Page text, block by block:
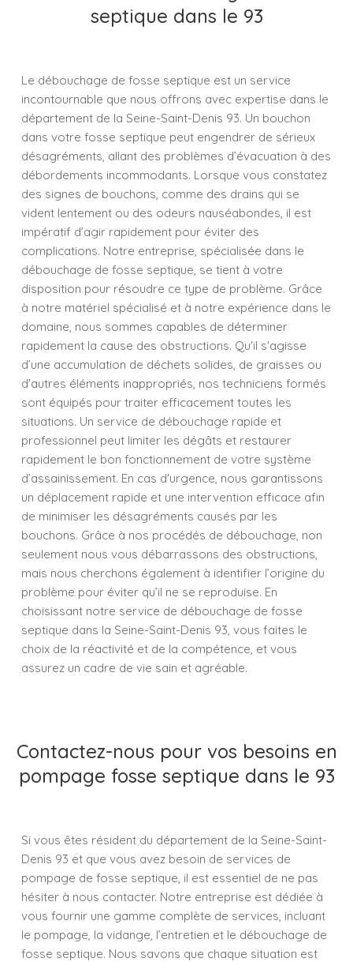
septique dans le 93
Le débouchage de fosse septique est un service
incontournable que nous offrons avec expertise dans le
département de la Seine-Saint-Denis 93. Un bouchon
dans votre fosse septique peut engendrer de sérieux
désagréments, allant des problèmes d’évacuation à des
débordements incommodants. Lorsque vous constatez
des signes de bouchons, comme des drains qui se
vident lentement ou des odeurs nauséabondes, il est
impératif d’agir rapidement pour éviter des
complications. Notre entreprise, spécialisée dans le
débouchage de fosse septique, se tient à votre
disposition pour résoudre ce type de problème. Grâce
à notre matériel spécialisé et à notre expérience dans le
domaine, nous sommes capables de déterminer
rapidement la cause des obstructions. Qu'il s'agisse
d’une accumulation de déchets solides, de graisses ou
d'autres éléments inappropriés, nos techniciens formés
sont équipés pour traiter efficacement toutes les
situations. Un service de débouchage rapide et
professionnel peut limiter les dégâts et restaurer
rapidement le bon fonctionnement de votre système
d’assainissement. En cas d'urgence, nous garantissons
un déplacement rapide et une intervention efficace afin
de minimiser les désagréments causés par les
bouchons. Grâce à nos procédés de débouchage, non
seulement nous vous débarrassons des obstructions,
mais nous cherchons également à identifier l’origine du
problème pour éviter qu’il ne se reproduise. En
choisissant notre service de débouchage de fosse
septique dans la Seine-Saint-Denis 93, vous faites le
choix de la réactivité et de la compétence, et vous
assurez un cadre de vie sain et agréable.
Contactez-nous pour vos besoins en
pompage fosse septique dans le 93
Si vous êtes résident du département de la Seine-Saint-
Denis 93 et que vous avez besoin de services de
pompage de fosse septique, il est essentiel de ne pas
hésiter à nous contacter. Notre entreprise est dédiée à
vous fournir une gamme complète de services, incluant
le pompage, la vidange, l’entretien et le débouchage de
fosse septique. Nous savons que chaque situation est